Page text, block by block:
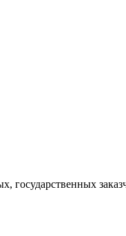
государственных